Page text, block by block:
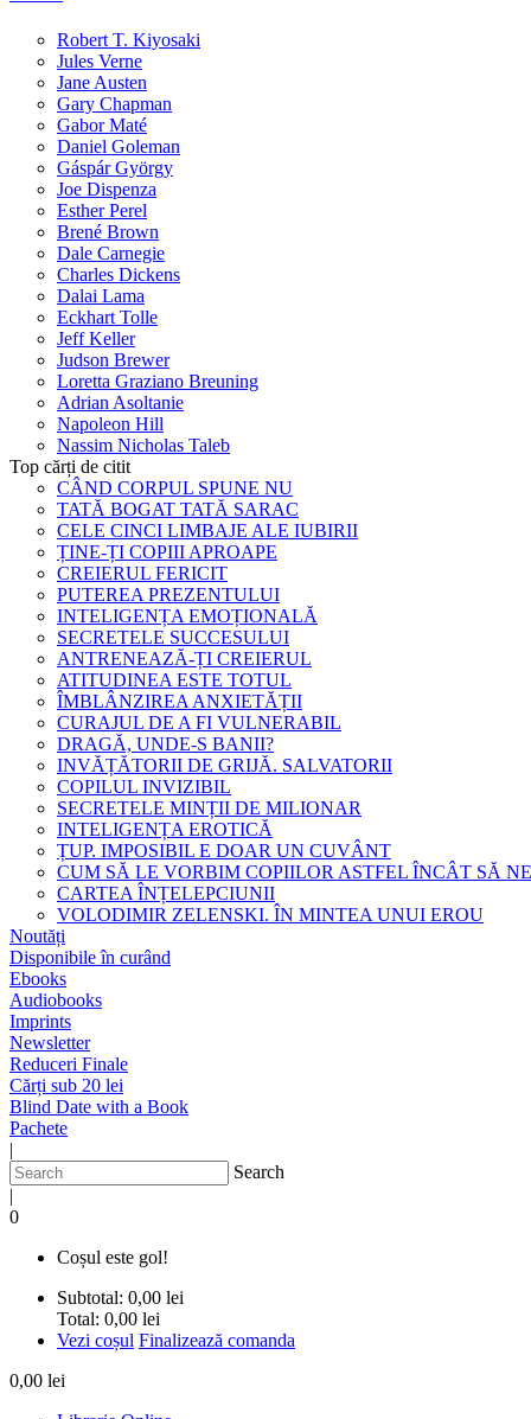
Robert T. Kiyosaki
Jules Verne
Jane Austen
Gary Chapman
Gabor Maté
Daniel Goleman
Gáspár György
Joe Dispenza
Esther Perel
Brené Brown
Dale Carnegie
Charles Dickens
Dalai Lama
Eckhart Tolle
Jeff Keller
Judson Brewer
Loretta Graziano Breuning
Adrian Asoltanie
Napoleon Hill
Nassim Nicholas Taleb
Top cărți de citit
CÂND CORPUL SPUNE NU
TATĂ BOGAT TATĂ SARAC
CELE CINCI LIMBAJE ALE IUBIRII
ȚINE-ȚI COPIII APROAPE
CREIERUL FERICIT
PUTEREA PREZENTULUI
INTELIGENȚA EMOȚIONALĂ
SECRETELE SUCCESULUI
ANTRENEAZĂ-ȚI CREIERUL
ATITUDINEA ESTE TOTUL
ÎMBLÂNZIREA ANXIETĂȚII
CURAJUL DE A FI VULNERABIL
DRAGĂ, UNDE-S BANII?
INVĂȚĂTORII DE GRIJĂ. SALVATORII
COPILUL INVIZIBIL
SECRETELE MINȚII DE MILIONAR
INTELIGENȚA EROTICĂ
ȚUP. IMPOSIBIL E DOAR UN CUVÂNT
CUM SĂ LE VORBIM COPIILOR ASTFEL ÎNCÂT SĂ
CARTEA ÎNȚELEPCIUNII
VOLODIMIR ZELENSKI. ÎN MINTEA UNUI EROU
Noutăți
Disponibile în curând
Ebooks
Audiobooks
Imprints
Newsletter
Reduceri Finale
Cărți sub 20 lei
Blind Date with a Book
Pachete
|
Search
|
0
Coșul este gol!
Subtotal: 0,00 lei
Total: 0,00 lei
Vezi coșul Finalizează comanda
0,00 lei